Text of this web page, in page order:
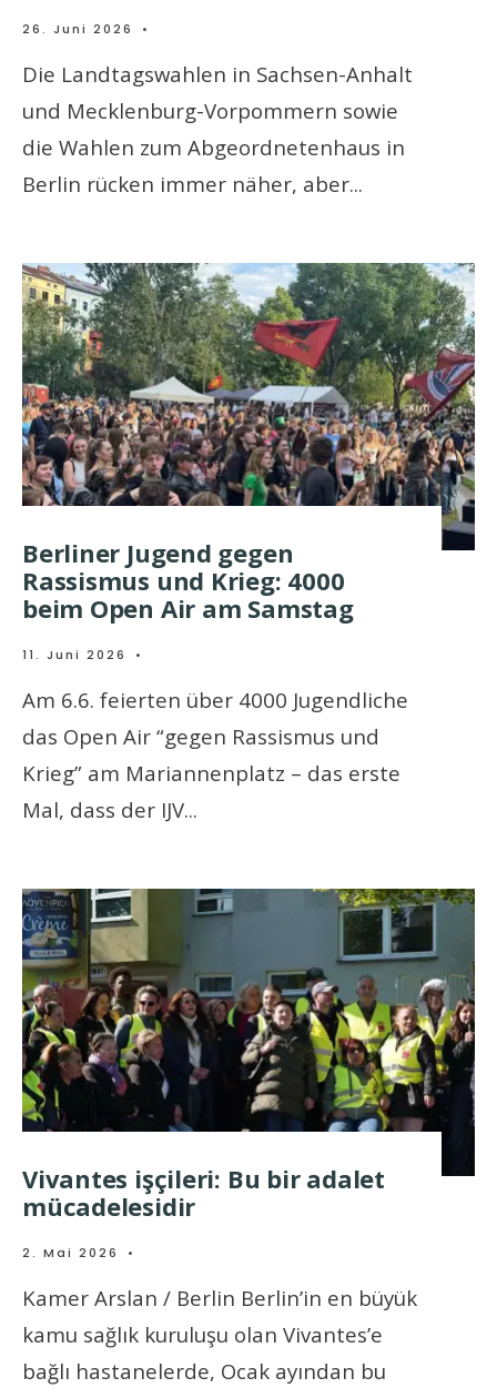
26. Juni 2026 •
Die Landtagswahlen in Sachsen-Anhalt
und Mecklenburg-Vorpommern sowie
die Wahlen zum Abgeordnetenhaus in
Berlin rücken immer näher, aber...
Berliner Jugend gegen
Rassismus und Krieg: 4000
beim Open Air am Samstag
11. Juni 2026 •
Am 6.6. feierten über 4000 Jugendliche
das Open Air “gegen Rassismus und
Krieg” am Mariannenplatz – das erste
Mal, dass der IJV...
Vivantes işçileri: Bu bir adalet
mücadelesidir
2. Mai 2026 •
Kamer Arslan / Berlin Berlin’in en büyük
kamu sağlık kuruluşu olan Vivantes’e
bağlı hastanelerde, Ocak ayından bu